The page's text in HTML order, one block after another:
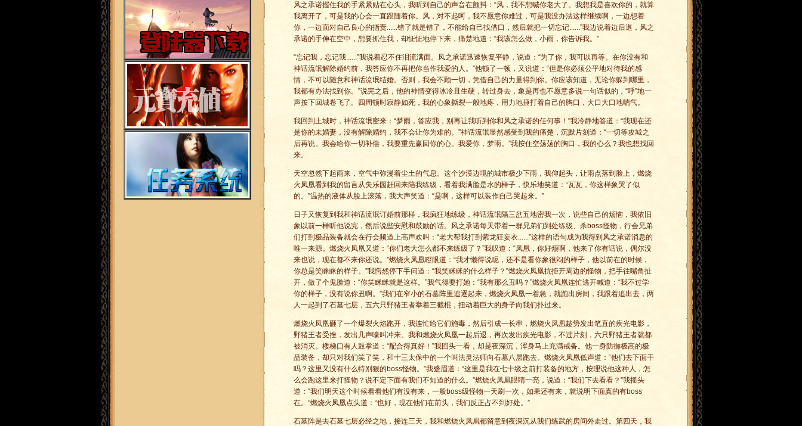
风之承诺握住我的手紧紧贴在心头，我听到自己的声音在颤抖：“风，我不想喊你老大了。我想我是喜欢你的，就算
我离开了，可是我的心会一直跟随着你。风，对不起呵，我不愿意你难过，可是我没办法这样继续啊，一边想着
你，一边面对自己良心的指责......错了就是错了，不能给自己找借口，然后就把一切忘记......”我边说着边后退，风之
承诺的手伸在空中，想要抓住我，却怔怔地停下来，痛楚地道：“我该怎么做，小雨，你告诉我。”
“忘记我，忘记我......”我说着忍不住泪流满面。风之承诺迅速恢复平静，说道：“为了你，我可以再等。在你没有和
神话流氓解除婚约前，我答应你不再把你当作我爱的人。”他顿了一顿，又说道：“但是你必须公平地对待我的感
情，不可以随意和神话流氓结婚。否则，我会不顾一切，凭借自己的力量得到你。你应该知道，无论你躲到哪里，
我都有办法找到你。”说完之后，他的神情变得冰冷且生硬，转过身去，象是再也不愿意多说一句话似的，“呼”地一
声按下回城卷飞了。四周顿时寂静如死，我的心象撕裂一般地疼，用力地捶打着自己的胸口，大口大口地喘气。
我回到土城时，神话流氓密来：“梦雨，答应我，别再让我听到你和风之承诺的任何事！”我冷静地答道：“我现在还
是你的未婚妻，没有解除婚约，我不会让你为难的。”神话流氓显然感受到我的痛楚，沉默片刻道：“一切等攻城之
后再说。我会给你一切补偿，我要重先赢回你的心。我爱你，梦雨。”我按住空荡荡的胸口，我的心么？我也想找回
来。
天空忽然下起雨来，空气中弥漫着尘土的气息。这个沙漠边境的城市极少下雨，我仰起头，让雨点落到脸上，燃烧
火凤凰看到我的留言从失乐园赶回来陪我练级，看着我满脸是水的样子，快乐地笑道：“瓦瓦，你这样象哭了似
的。”温热的液体从脸上滚落，我大声笑道：“是啊，这样可以装作自己哭起来。”
日子又恢复到我和神话流氓订婚前那样，我疯狂地练级，神话流氓隔三岔五地密我一次，说些自己的烦恼，我依旧
象以前一样听他说完，然后说些安慰和鼓励的话。风之承诺每天带着一群兄弟们到处练级、杀boss怪物，行会兄弟
们打到极品装备就会在行会频道上高声欢叫：“老大帮我打到紫龙狂妄衣......”这样的语句成为我得到风之承诺消息的
唯一来源。燃烧火凤凰又道：“你们老大怎么都不来练级了？”我叹道：“凤凰，你好烦啊，他来了你有话说，偶尔没
来也说，现在都不来你还说。”燃烧火凤凰瞪眼道：“我才懒得说呢，还不是看你象很闷的样子，他以前在的时候，
你总是笑眯眯的样子。”我愕然停下手问道：“我笑眯眯的什么样子？”燃烧火凤凰抗拒开周边的怪物，把手往嘴角扯
开，做了个鬼脸道：“你笑眯眯就是这样。”我气得要打她：“我有那么丑吗？”燃烧火凤凰连忙逃开喊道：“我不过学
你的样子，没有说你丑啊。”我们在窄小的石墓阵里追逐起来，燃烧火凤凰一着急，就跑出房间，我跟着追出去，两
人一起到了石墓七层，五六只野猪王者举着三截棍，扭动着巨大的身子向我们扑过来。
燃烧火凤凰砸了一个爆裂火焰跑开，我连忙给它们施毒，然后引成一长串，燃烧火凤凰趁势发出笔直的疾光电影，
野猪王者受挫，发出几声嚎叫冲来。我和燃烧火凤凰一起后退，再次发出疾光电影，不过片刻，六只野猪王者就都
被消灭。楼梯口有人鼓掌道：“配合得真好！”我回头一看，却是夜深沉，浑身马上充满戒备。他一身防御极高的极
品装备，却只对我们笑了笑，和十三太保中的一个叫法灵法师向石墓八层跑去。燃烧火凤凰低声道：“他们去下面干
吗？这里又没有什么特别狠的boss怪物。”我蹙眉道：“这里是我在七十级之前打装备的地方，按理说他这种人，怎
么会跑这里来打怪物？说不定下面有我们不知道的什么。”燃烧火凤凰眼睛一亮，说道：“我们下去看看？”我摇头
道：“我们明天这个时候看看他们有没有来，一般boss级怪物一天刷一次，如果还有来，就说明下面真的有boss
在。”燃烧火凤凰点头道：“也好，现在他们在前头，我们反正占不到好处。”
石墓阵是去石墓七层必经之地，接连三天，我和燃烧火凤凰都留意到夜深沉从我们练武的房间外走过。第四天，我